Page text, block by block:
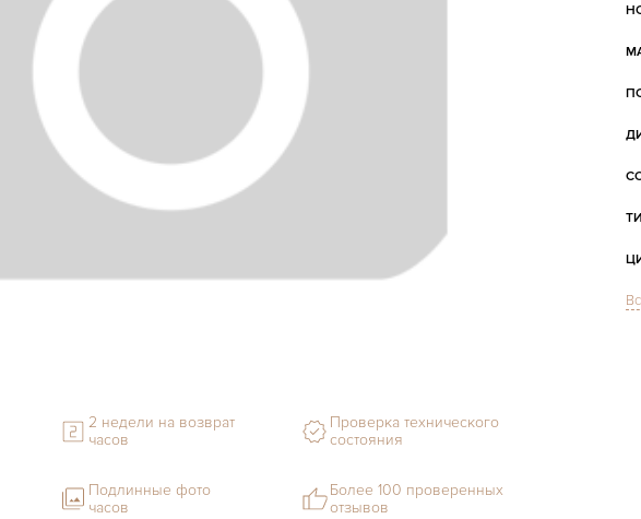
2 недели на возврат
часов
Проверка технического
состояния
Подлинные фото
часов
Более 100 проверенных
отзывов